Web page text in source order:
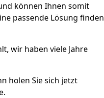
können Ihnen somit
passende Lösung finden
wir haben viele Jahre
holen Sie sich jetzt